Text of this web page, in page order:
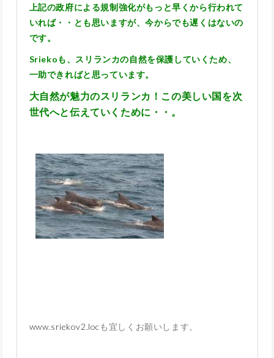
上記の政府による規制強化がもっと早くから行われて
いれば・・とも思いますが、今からでも遅くはないの
です。
Sriekoも、スリランカの自然を保護していくため、
一助できればと思っています。
大自然が魅力のスリランカ！この美しい国を次
世代へと伝えていくために・・。
www.sriekov2.locも宜しくお願いします。